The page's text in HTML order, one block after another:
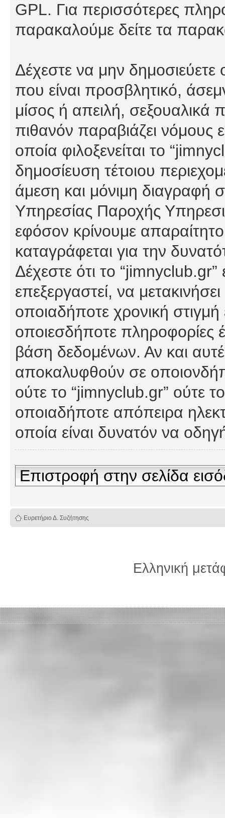
GPL. Για περισσότερες
παρακαλούμε δείτε τα
Δέχεστε να μην
που είναι προσβλητικό,
μίσος ή απειλή, σεξουαλικά
πιθανόν παραβιάζει νόμους
οποία φιλοξενείται το
δημοσίευση τέτοιου
άμεση και μόνιμη διαγραφή
Υπηρεσίας Παροχής
εφόσον κρίνουμε
καταγράφεται για την
Δέχεστε ότι το
επεξεργαστεί, να
οποιαδήποτε χρονική στιγμή
οποιεσδήποτε πληροφορίες
βάση δεδομένων. Αν και
αποκαλυφθούν σε
ούτε το “jimnyclub.gr” ούτε
οποιαδήποτε απόπειρα
οποία είναι δυνατόν να
Επιστροφή στην σελίδα
Ευρετήριο Δ. Συζήτησης
Ελληνική